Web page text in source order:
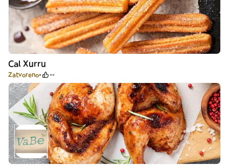
Cal Xurru
Zatvoreno --